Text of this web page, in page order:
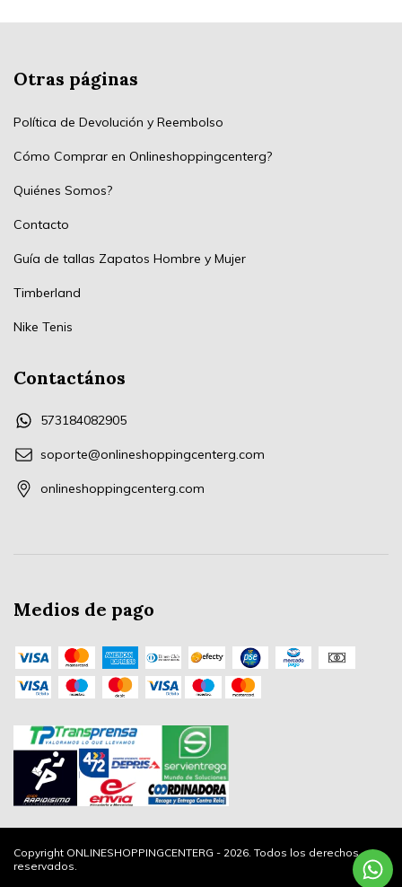
Otras páginas
Política de Devolución y Reembolso
Cómo Comprar en Onlineshoppingcenterg?
Quiénes Somos?
Contacto
Guía de tallas Zapatos Hombre y Mujer
Timberland
Nike Tenis
Contactános
573184082905
soporte@onlineshoppingcenterg.com
onlineshoppingcenterg.com
Medios de pago
Copyright ONLINESHOPPINGCENTERG - 2026. Todos los derechos
reservados.